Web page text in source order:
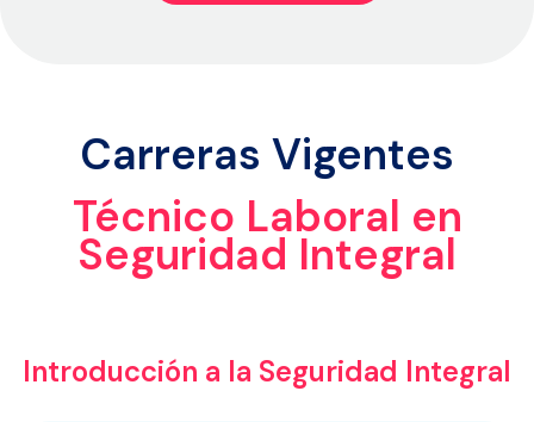
Carreras Vigentes
Técnico Laboral en
Seguridad Integral
Introducción a la Seguridad Integral